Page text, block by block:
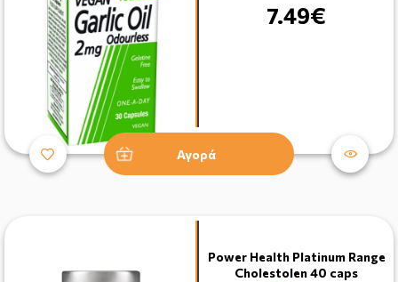
7.49€
Αγορά
Power Health Platinum Range
Cholestolen 40 caps